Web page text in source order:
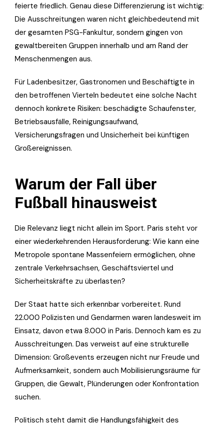
feierte friedlich. Genau diese Differenzierung ist wichtig:
Die Ausschreitungen waren nicht gleichbedeutend mit
der gesamten PSG-Fankultur, sondern gingen von
gewaltbereiten Gruppen innerhalb und am Rand der
Menschenmengen aus.
Für Ladenbesitzer, Gastronomen und Beschäftigte in
den betroffenen Vierteln bedeutet eine solche Nacht
dennoch konkrete Risiken: beschädigte Schaufenster,
Betriebsausfälle, Reinigungsaufwand,
Versicherungsfragen und Unsicherheit bei künftigen
Großereignissen.
Warum der Fall über
Fußball hinausweist
Die Relevanz liegt nicht allein im Sport. Paris steht vor
einer wiederkehrenden Herausforderung: Wie kann eine
Metropole spontane Massenfeiern ermöglichen, ohne
zentrale Verkehrsachsen, Geschäftsviertel und
Sicherheitskräfte zu überlasten?
Der Staat hatte sich erkennbar vorbereitet. Rund
22.000 Polizisten und Gendarmen waren landesweit im
Einsatz, davon etwa 8.000 in Paris. Dennoch kam es zu
Ausschreitungen. Das verweist auf eine strukturelle
Dimension: Großevents erzeugen nicht nur Freude und
Aufmerksamkeit, sondern auch Mobilisierungsräume für
Gruppen, die Gewalt, Plünderungen oder Konfrontation
suchen.
Politisch steht damit die Handlungsfähigkeit des